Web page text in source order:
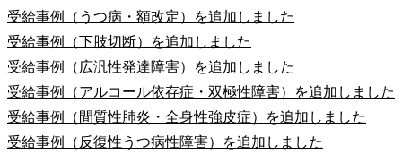
受給事例（うつ病・額改定）を追加しました
受給事例（下肢切断）を追加しました
受給事例（広汎性発達障害）を追加しました
受給事例（アルコール依存症・双極性障害）を追加しました
受給事例（間質性肺炎・全身性強皮症）を追加しました
受給事例（反復性うつ病性障害）を追加しました